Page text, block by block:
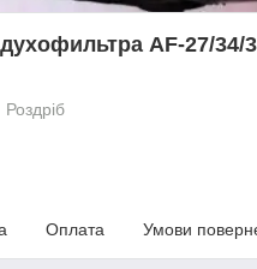
AF-27/34/
Роздріб
Оплата Умови